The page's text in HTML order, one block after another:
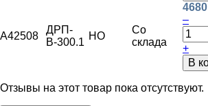
A42508
ДРП-
В-300.1
НО
Со
склада
–
+
В
Отзывы на этот товар пока отсутствуют.